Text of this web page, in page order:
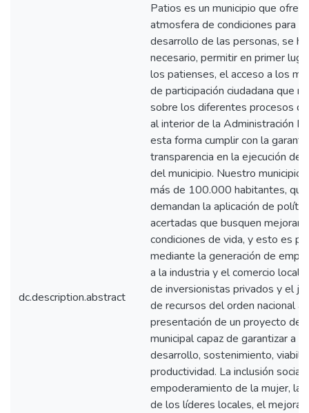
dc.description.abstract
Patios es un municipio que
atmosfera de condiciones para
desarrollo de las personas, se
necesario, permitir en primer
los patienses, el acceso a los
de participación ciudadana que
sobre los diferentes procesos
al interior de la Administración
esta forma cumplir con la
transparencia en la ejecución de
del municipio. Nuestro municipio
más de 100.000 habitantes,
demandan la aplicación de
acertadas que busquen mejorar
condiciones de vida, y esto es
mediante la generación de
a la industria y el comercio local,
de inversionistas privados y el
de recursos del orden nacional a
presentación de un proyecto de
municipal capaz de garantizar a
desarrollo, sostenimiento,
productividad. La inclusión social,
empoderamiento de la mujer, la
de los líderes locales, el